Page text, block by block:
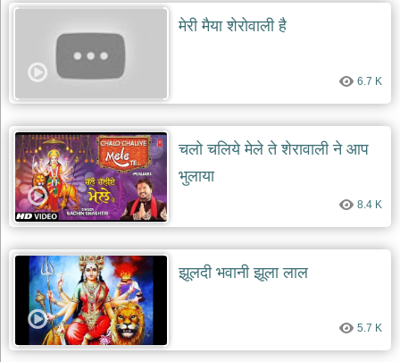
मेरी मैया शेरोवाली है
6.7 K
चलो चलिये मेले ते शेरावाली ने आप
भुलाया
8.4 K
झूलदी भवानी झूला लाल
5.7 K